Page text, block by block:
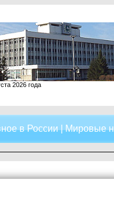
2026 года
в России|Мировые